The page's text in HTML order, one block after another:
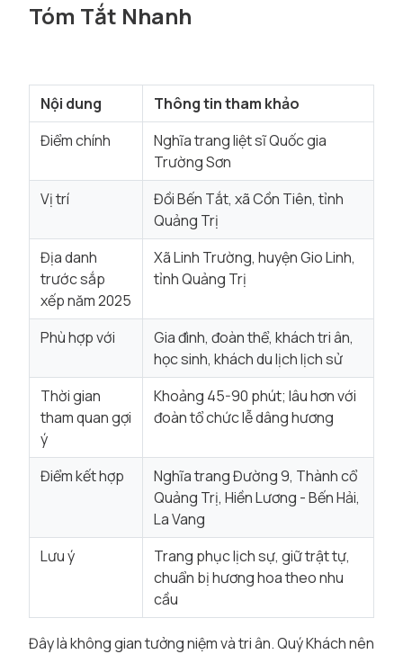
Tóm Tắt Nhanh
Nội dung
Thông tin tham khảo
Điểm chính
Nghĩa trang liệt sĩ Quốc gia
Trường Sơn
Vị trí
Đồi Bến Tắt, xã Cồn Tiên, tỉnh
Quảng Trị
Địa danh
trước sắp
xếp năm 2025
Xã Linh Trường, huyện Gio Linh,
tỉnh Quảng Trị
Phù hợp với
Gia đình, đoàn thể, khách tri ân,
học sinh, khách du lịch lịch sử
Thời gian
tham quan gợi
ý
Khoảng 45-90 phút; lâu hơn với
đoàn tổ chức lễ dâng hương
Điểm kết hợp
Nghĩa trang Đường 9, Thành cổ
Quảng Trị, Hiền Lương - Bến Hải,
La Vang
Lưu ý
Trang phục lịch sự, giữ trật tự,
chuẩn bị hương hoa theo nhu
cầu
Đây là không gian tưởng niệm và tri ân. Quý Khách nên